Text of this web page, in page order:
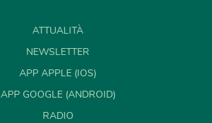
ATTUALITÀ
NEWSLETTER
APP APPLE (IOS)
APP GOOGLE (ANDROID)
RADIO